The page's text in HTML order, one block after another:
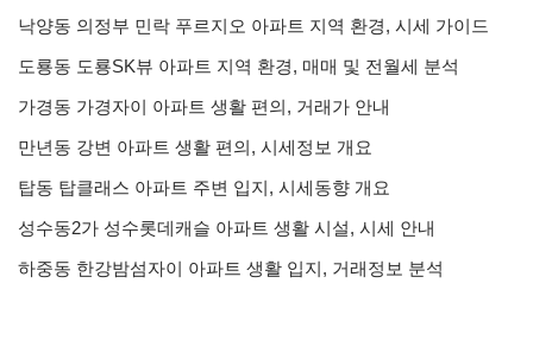
낙양동 의정부 민락 푸르지오 아파트 지역 환경, 시세 가이드
도룡동 도룡SK뷰 아파트 지역 환경, 매매 및 전월세 분석
가경동 가경자이 아파트 생활 편의, 거래가 안내
만년동 강변 아파트 생활 편의, 시세정보 개요
탑동 탑클래스 아파트 주변 입지, 시세동향 개요
성수동2가 성수롯데캐슬 아파트 생활 시설, 시세 안내
하중동 한강밤섬자이 아파트 생활 입지, 거래정보 분석